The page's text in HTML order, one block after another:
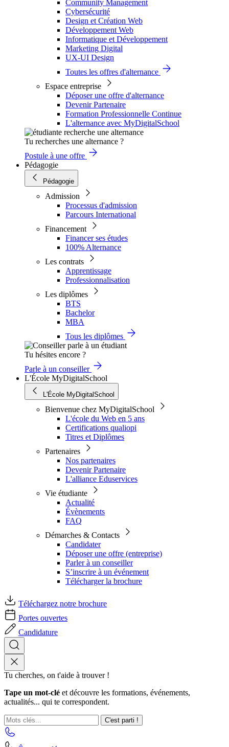
Community Management
Cybersécurité
Design et Création Web
Développement Web
Informatique et Développement
Marketing Digital
UX-UI Design
Toutes les offres d'alternance
Espace entreprise
Déposer une offre d'alternance
Devenir Partenaire
Formation Professionnelle Continue
L'alternance avec MyDigitalSchool
Tu recherches une alternance ?
Postule à une offre
Pédagogie
Pédagogie
Admission
Processus d'admission
Parcours International
Financement
Financer ses études
100% Alternance
Les contrats
Apprentissage
Professionnalisation
Les diplômes
BTS
Bachelor
MBA
Tous les diplômes
Tu hésites encore ?
Parle à un conseiller
L'École MyDigitalSchool
L'École MyDigitalSchool
Bienvenue chez MyDigitalSchool
L'école du Web en 5 ans
Certifications qualiopi
Titres et Diplômes
Partenaires
Nos partenaires
Devenir Partenaire
L'alliance Eduservices
Vie étudiante
Actualité
Évènements
FAQ
Démarches & Contacts
Candidater
Déposer une offre (entreprise)
Parler à un conseiller
S’inscrire à un événement
Télécharger la brochure
Téléchargez notre brochure
Portes ouvertes
Candidature
Tu cherches, on t'aide à trouver !
Tape un mot-clé et découvre les formations, événements,
actualités... qui te correspondent.
C'est parti !